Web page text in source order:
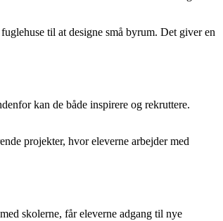
til at designe små byrum. Det giver en
kan de både inspirere og rekruttere.
projekter, hvor eleverne arbejder med
skolerne, får eleverne adgang til nye